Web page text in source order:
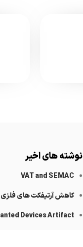
نوشته های اخیر
VAT and SEMAC
کاهش آرتیفکت های فلزی
Devices Artifact